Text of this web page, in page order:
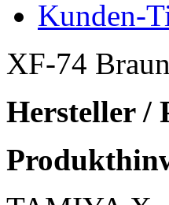
Kunden-
XF-74
Hersteller /